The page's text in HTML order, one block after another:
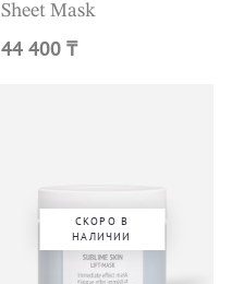
Sheet Mask
44 400 ₸
СКОРО В
НАЛИЧИИ